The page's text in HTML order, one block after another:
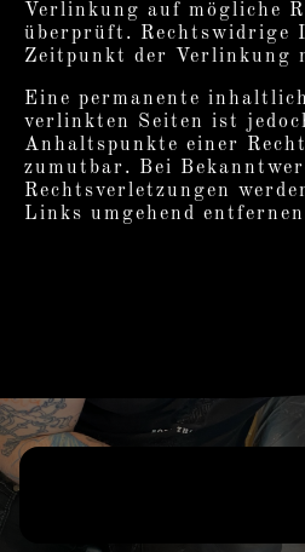
Verlinkung auf mögliche
überprüft. Rechtswidrige
Zeitpunkt der Verlinkung
Eine permanente
verlinkten Seiten ist
Anhaltspunkte einer
zumutbar. Bei
Rechtsverletzungen
Links umgehend